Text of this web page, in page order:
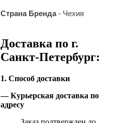
Страна Бренда- Чехия
Доставка по г.
Санкт-Петербург:
1. Способ доставки
— Курьерская доставка по
адресу